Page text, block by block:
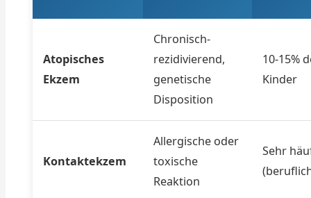
Atopisches
Ekzem
Chronisch-
rezidivierend,
genetische
Disposition
10-15%
Kinder
Kontaktekzem
Allergische oder
toxische
Reaktion
Sehr